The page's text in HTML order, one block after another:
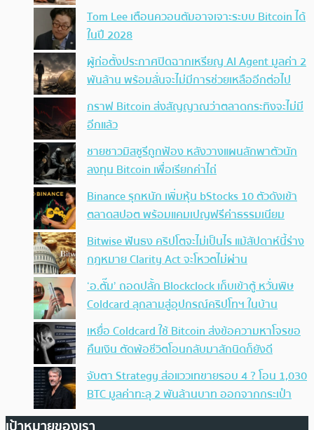
Tom Lee เตือนควอนตัมอาจเจาะระบบ Bitcoin ได้
ในปี 2028
ผู้ก่อตั้งประกาศปิดฉากเหรียญ AI Agent มูลค่า 2
พันล้าน พร้อมลั่นจะไม่มีการช่วยเหลืออีกต่อไป
กราฟ Bitcoin ส่งสัญญาณว่าตลาดกระทิงจะไม่มี
อีกแล้ว
ชายชาวมิสซูรีถูกฟ้อง หลังวางแผนลักพาตัวนัก
ลงทุน Bitcoin เพื่อเรียกค่าไถ่
Binance รุกหนัก เพิ่มหุ้น bStocks 10 ตัวดังเข้า
ตลาดสปอต พร้อมแคมเปญฟรีค่าธรรมเนียม
Bitwise ฟันธง คริปโตจะไม่เป็นไร แม้สัปดาห์นี้ร่าง
กฎหมาย Clarity Act จะโหวตไม่ผ่าน
‘อ.ตั๊ม’ ถอดปลั้ก Blockclock เก็บเข้าตู้ หวั่นพิษ
Coldcard ลุกลามสู่อุปกรณ์คริปโทฯ ในบ้าน
เหยื่อ Coldcard ใช้ Bitcoin ส่งข้อความหาโจรขอ
คืนเงิน ตัดพ้อชีวิตโอนกลับมาสักนิดก็ยังดี
จับตา Strategy ส่อแววเทขายรอบ 4 ? โอน 1,030
BTC มูลค่าทะลุ 2 พันล้านบาท ออกจากกระเป๋า